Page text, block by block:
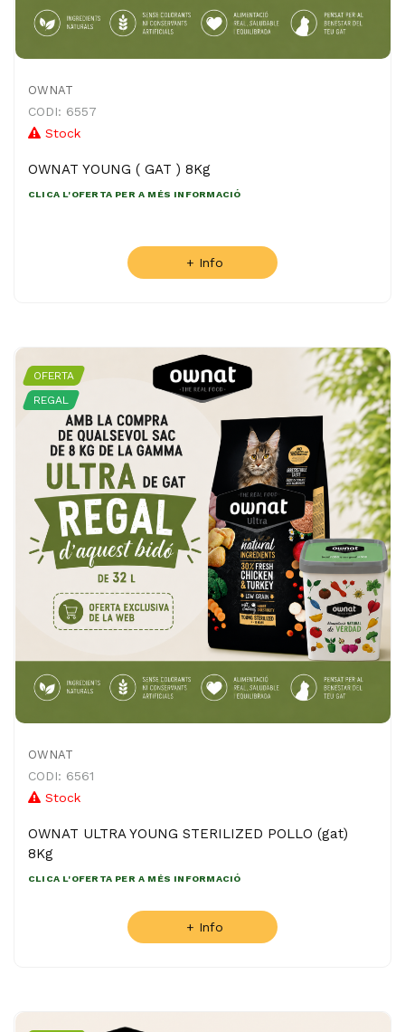
OWNAT
CODI: 6557
Stock
OWNAT YOUNG ( GAT ) 8Kg
CLICA L'OFERTA PER A MÉS INFORMACIÓ
+ Info
OFERTA
REGAL
OWNAT
CODI: 6561
Stock
OWNAT ULTRA YOUNG STERILIZED POLLO (gat)
8Kg
CLICA L'OFERTA PER A MÉS INFORMACIÓ
+ Info